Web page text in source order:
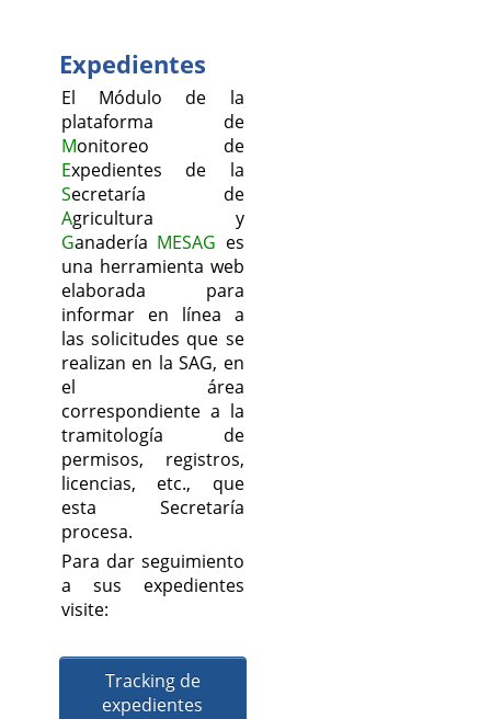
Expedientes
El Módulo de la
plataforma de
Monitoreo de
Expedientes de la
Secretaría de
Agricultura y
Ganadería MESAG es
una herramienta web
elaborada para
informar en línea a
las solicitudes que se
realizan en la SAG, en
el área
correspondiente a la
tramitología de
permisos, registros,
licencias, etc., que
esta Secretaría
procesa.
Para dar seguimiento
a sus expedientes
visite:
Tracking de
expedientes